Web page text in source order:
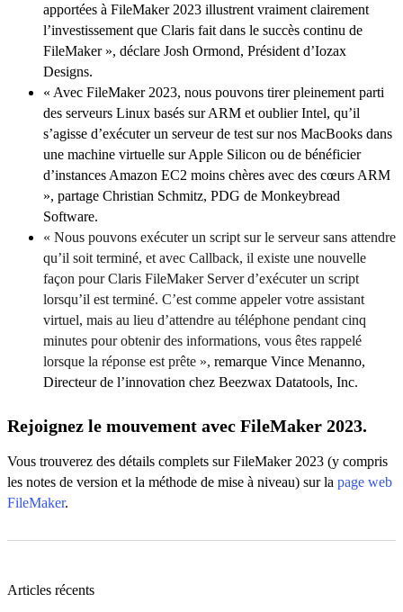
apportées à FileMaker 2023 illustrent vraiment clairement
l’investissement que Claris fait dans le succès continu de
FileMaker », déclare Josh Ormond, Président d’Iozax
Designs.
« Avec FileMaker 2023, nous pouvons tirer pleinement parti
des serveurs Linux basés sur ARM et oublier Intel, qu’il
s’agisse d’exécuter un serveur de test sur nos MacBooks dans
une machine virtuelle sur Apple Silicon ou de bénéficier
d’instances Amazon EC2 moins chères avec des cœurs ARM
», partage Christian Schmitz, PDG de Monkeybread
Software.
« Nous pouvons exécuter un script sur le serveur sans attendre
qu’il soit terminé, et avec Callback, il existe une nouvelle
façon pour Claris FileMaker Server d’exécuter un script
lorsqu’il est terminé. C’est comme appeler votre assistant
virtuel, mais au lieu d’attendre au téléphone pendant cinq
minutes pour obtenir des informations, vous êtes rappelé
lorsque la réponse est prête », remarque Vince Menanno,
Directeur de l’innovation chez Beezwax Datatools, Inc.
Rejoignez le mouvement avec FileMaker 2023.
Vous trouverez des détails complets sur FileMaker 2023 (y compris
les notes de version et la méthode de mise à niveau) sur la page web
FileMaker.
Articles récents